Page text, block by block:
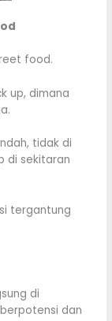
food.
up, dimana
tidak di
di sekitaran
tergantung
di
dan